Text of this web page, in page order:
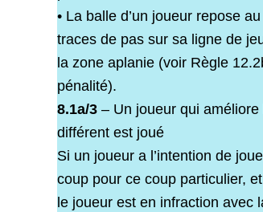
• La balle d’un joueur repose
traces de pas sur sa ligne de
la zone aplanie (voir Règle
pénalité).
8.1a/3 – Un joueur qui
différent est joué
Si un joueur a l’intention de
coup pour ce coup particulier,
le joueur est en infraction avec